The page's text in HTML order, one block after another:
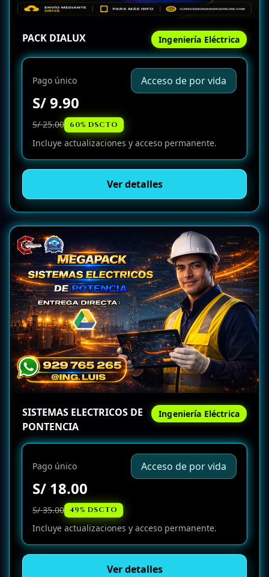
PACK DIALUX Ingeniería Eléctrica
Pago único Acceso de por vida
S/ 9.90
S/ 25.00 60% DSCTO
Incluye actualizaciones y acceso permanente.
Ver detalles
SISTEMAS ELECTRICOS DE
PONTENCIA
Ingeniería Eléctrica
Pago único Acceso de por vida
S/ 18.00
S/ 35.00 49% DSCTO
Incluye actualizaciones y acceso permanente.
Ver detalles